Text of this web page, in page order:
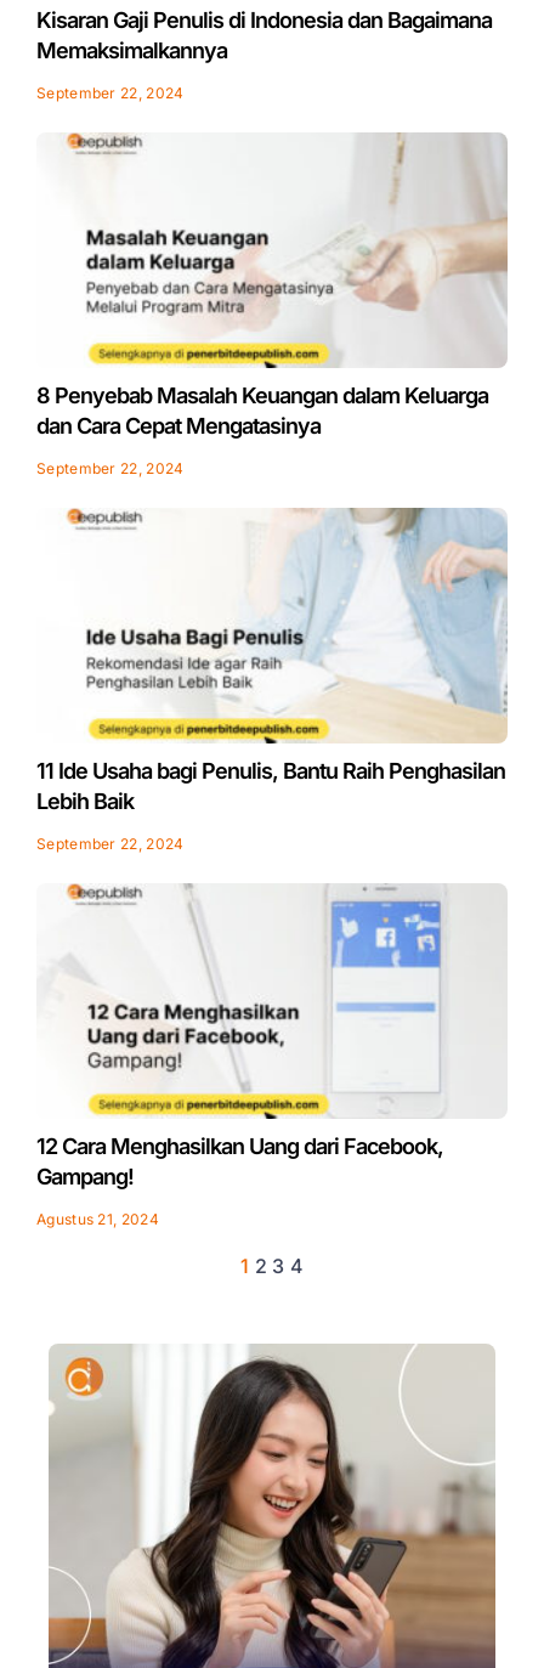
Kisaran Gaji Penulis di Indonesia dan Bagaimana
Memaksimalkannya
September 22, 2024
8 Penyebab Masalah Keuangan dalam Keluarga
dan Cara Cepat Mengatasinya
September 22, 2024
11 Ide Usaha bagi Penulis, Bantu Raih Penghasilan
Lebih Baik
September 22, 2024
12 Cara Menghasilkan Uang dari Facebook,
Gampang!
Agustus 21, 2024
1 2 3 4